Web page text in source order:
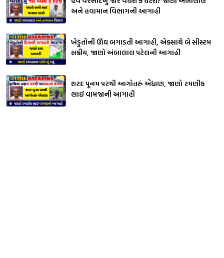
અને હવામાન વિભાગની આગાહી
ખેડુતોની ઊંઘ બગાડતી આગાહી, એકસાથે બે સીસ્ટમ
સક્રીય, જાણો અંબાલાલ પટેલની આગાહી
શરદ પૂનમ પરથી આગોતરું એંધાણ, જાણો રમણીક
ભાઈ વામજાની આગાહી